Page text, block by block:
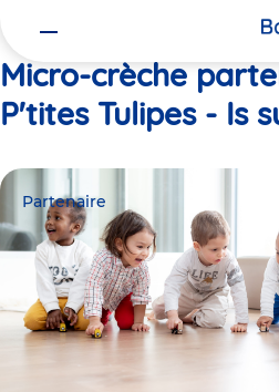
Micro-crèche
P'tites Tulipes - Is
Partenaire